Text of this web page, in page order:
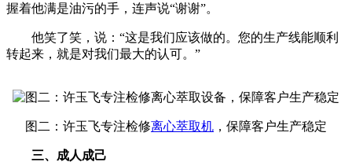
握着他满是油污的手，连声说“谢谢”。
他笑了笑，说：“这是我们应该做的。您的生产线能顺利
转起来，就是对我们最大的认可。”
图二：许玉飞专注检修离心萃取机 ，保障客户生产稳定
三、成人成己